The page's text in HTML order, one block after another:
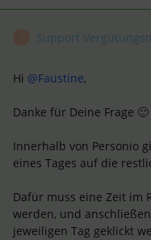
Support
Hi @Faustine,
Danke für Deine Frage 🙂
Innerhalb von Personio
eines Tages auf die
Dafür muss eine Zeit im
werden, und
jeweiligen Tag geklickt